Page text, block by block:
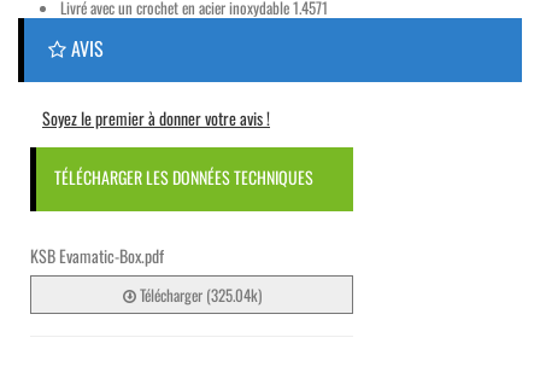
Livré avec un crochet en acier inoxydable 1.4571
AVIS
Soyez le premier à donner votre avis !
TÉLÉCHARGER LES DONNÉES TECHNIQUES
KSB Evamatic-Box.pdf
Télécharger (325.04k)